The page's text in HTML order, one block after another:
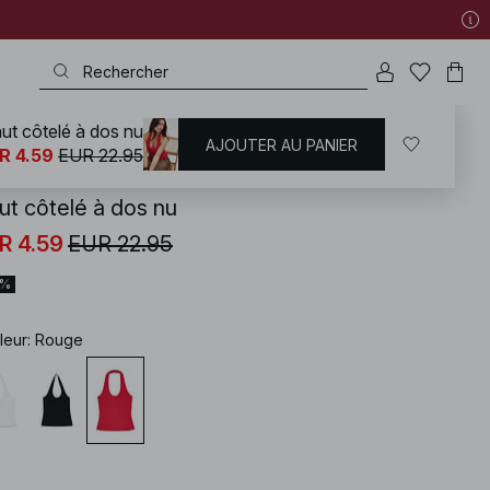
/ T-shirts | Tops / Tops dos nu
côtelé à dos nu
4.59 EUR 22.95
: Rouge
côtelé à dos nu
4.59 EUR 22.95 AJOUTER AU PANIER